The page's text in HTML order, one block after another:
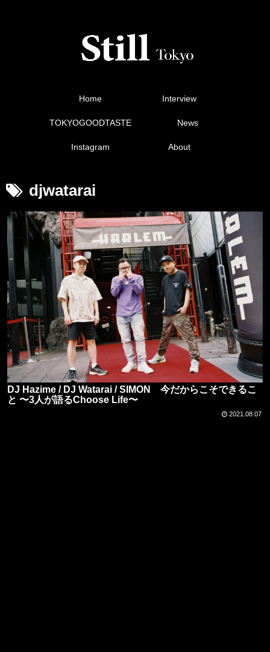
Home Interview
TOKYOGOODTASTE News
Instagram About
djwatarai
DJ Hazime / DJ Watarai / SIMON 今だからこそできるこ
と 〜3人が語るChoose Life〜
2021.08.07